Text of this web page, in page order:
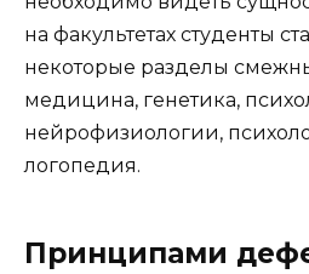
на факультетах студенты
некоторые разделы
медицина, генетика,
нейрофизиологии,
логопедия.
Принципами